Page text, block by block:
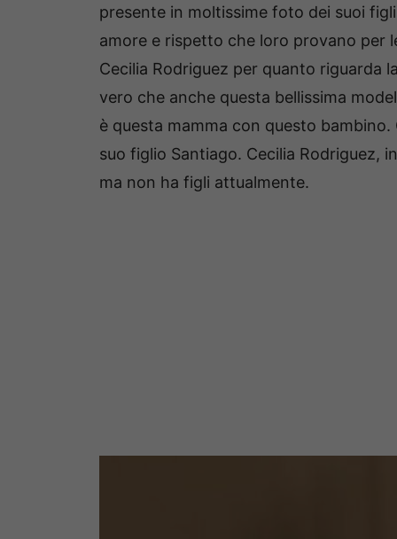
presente in moltissime foto dei suoi
amore e rispetto che loro provano per
Cecilia Rodriguez per quanto riguarda
vero che anche questa bellissima
è questa mamma con questo
suo figlio Santiago. Cecilia Rodriguez,
ma non ha figli attualmente.